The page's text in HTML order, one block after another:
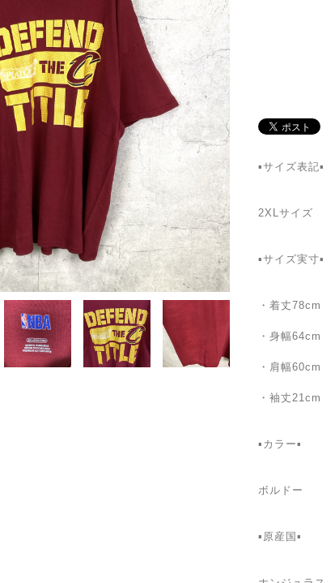
▪サイズ表記▪
2XLサイズ
▪サイズ実寸▪
・着丈78cm
・身幅64cm
・肩幅60cm
・袖丈21cm
▪カラー▪
ボルドー
▪原産国▪